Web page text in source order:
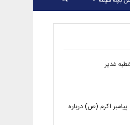
غدیر
اکرم (ص) درباره